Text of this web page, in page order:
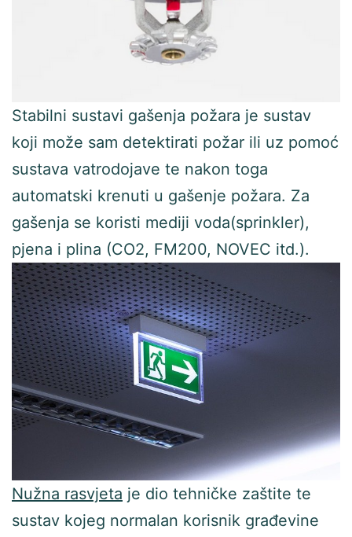
Stabilni sustavi gašenja požara je sustav
koji može sam detektirati požar ili uz pomoć
sustava vatrodojave te nakon toga
automatski krenuti u gašenje požara. Za
gašenja se koristi mediji voda(sprinkler),
pjena i plina (CO2, FM200, NOVEC itd.).
Nužna rasvjeta je dio tehničke zaštite te
sustav kojeg normalan korisnik građevine